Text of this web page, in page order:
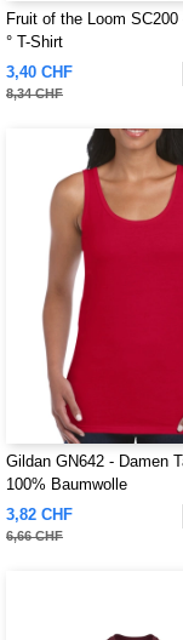
Fruit of the Loom SC200
° T-Shirt
3,40 CHF
8,34 CHF
Gildan GN642 - Damen
100% Baumwolle
3,82 CHF
6,66 CHF